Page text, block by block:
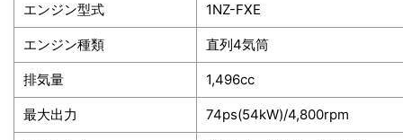
エンジン型式 1NZ-FXE
エンジン種類 直列4気筒
排気量 1,496cc
最大出力 74ps(54kW)/4,800rpm